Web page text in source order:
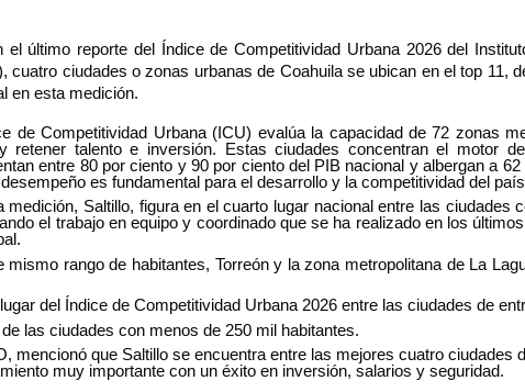
el último reporte del Índice de Competitividad Urbana 2026 del
cuatro ciudades o zonas urbanas de Coahuila se ubican en el top 11,
en esta medición.
de Competitividad Urbana (ICU) evalúa la capacidad de 72 zonas
retener talento e inversión. Estas ciudades concentran el motor
entre 80 por ciento y 90 por ciento del PIB nacional y albergan a
es fundamental para el desarrollo y la competitividad del
medición, Saltillo, figura en el cuarto lugar nacional entre las ciudades
el trabajo en equipo y coordinado que se ha realizado en los
mismo rango de habitantes, Torreón y la zona metropolitana de La
del Índice de Competitividad Urbana 2026 entre las ciudades de
las ciudades con menos de 250 mil habitantes.
que Saltillo se encuentra entre las mejores cuatro ciudades
muy importante con un éxito en inversión, salarios y seguridad.